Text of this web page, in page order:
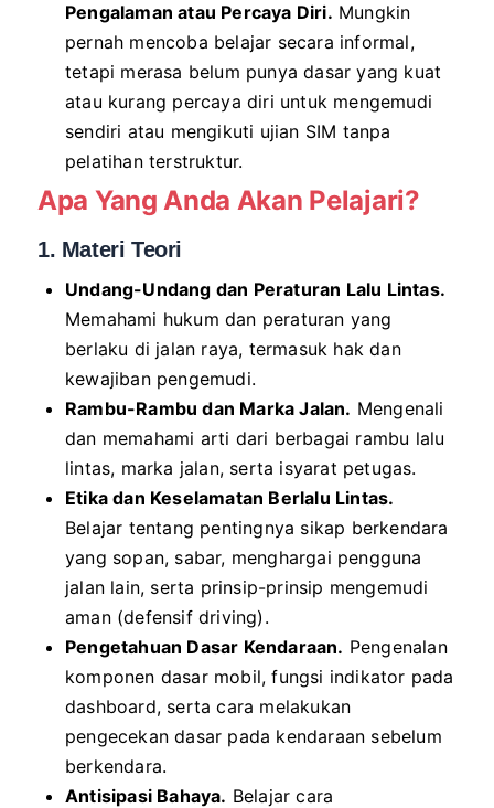
Pengalaman atau Percaya Diri. Mungkin
pernah mencoba belajar secara informal,
tetapi merasa belum punya dasar yang kuat
atau kurang percaya diri untuk mengemudi
sendiri atau mengikuti ujian SIM tanpa
pelatihan terstruktur.
Apa Yang Anda Akan Pelajari?
1. Materi Teori
Undang-Undang dan Peraturan Lalu Lintas.
Memahami hukum dan peraturan yang
berlaku di jalan raya, termasuk hak dan
kewajiban pengemudi.
Rambu-Rambu dan Marka Jalan. Mengenali
dan memahami arti dari berbagai rambu lalu
lintas, marka jalan, serta isyarat petugas.
Etika dan Keselamatan Berlalu Lintas.
Belajar tentang pentingnya sikap berkendara
yang sopan, sabar, menghargai pengguna
jalan lain, serta prinsip-prinsip mengemudi
aman (defensif driving).
Pengetahuan Dasar Kendaraan. Pengenalan
komponen dasar mobil, fungsi indikator pada
dashboard, serta cara melakukan
pengecekan dasar pada kendaraan sebelum
berkendara.
Antisipasi Bahaya. Belajar cara